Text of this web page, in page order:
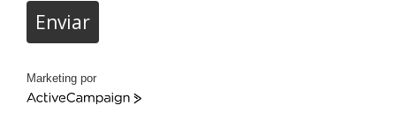
Enviar
Marketing por
ActiveCampaign